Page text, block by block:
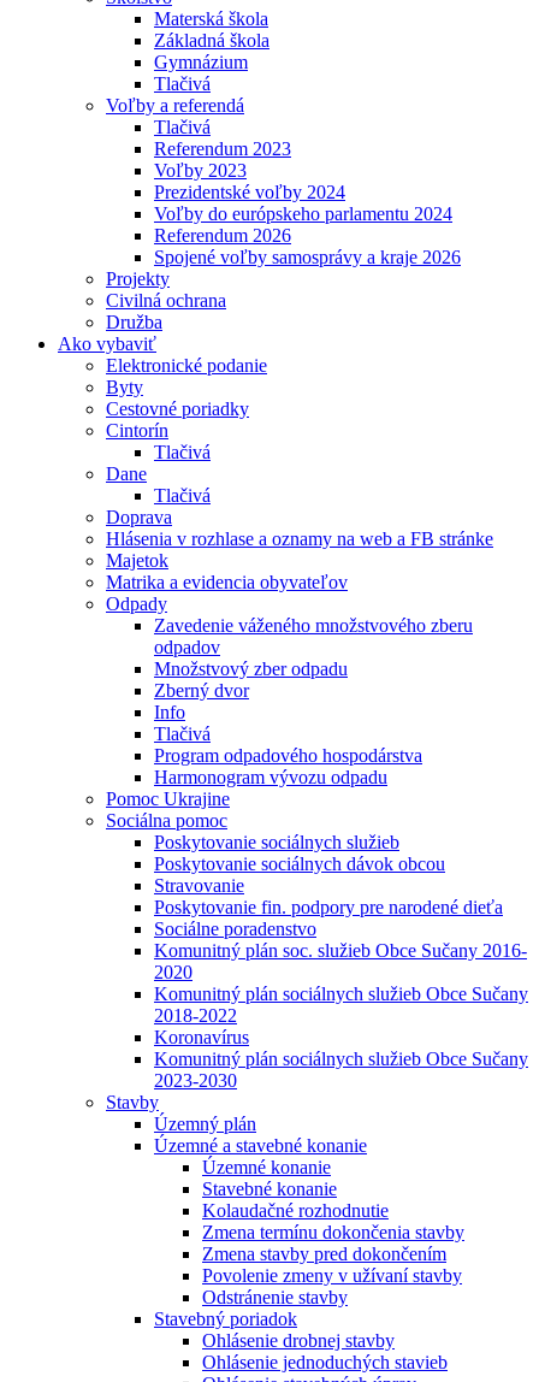
Materská škola
Základná škola
Gymnázium
Tlačivá
Voľby a referendá
Tlačivá
Referendum 2023
Voľby 2023
Prezidentské voľby 2024
Voľby do európskeho parlamentu 2024
Referendum 2026
Spojené voľby samosprávy a kraje 2026
Projekty
Civilná ochrana
Družba
Ako vybaviť
Elektronické podanie
Byty
Cestovné poriadky
Cintorín
Tlačivá
Dane
Tlačivá
Doprava
Hlásenia v rozhlase a oznamy na web a FB stránke
Majetok
Matrika a evidencia obyvateľov
Odpady
Zavedenie váženého množstvového zberu
odpadov
Množstvový zber odpadu
Zberný dvor
Info
Tlačivá
Program odpadového hospodárstva
Harmonogram vývozu odpadu
Pomoc Ukrajine
Sociálna pomoc
Poskytovanie sociálnych služieb
Poskytovanie sociálnych dávok obcou
Stravovanie
Poskytovanie fin. podpory pre narodené dieťa
Sociálne poradenstvo
Komunitný plán soc. služieb Obce Sučany 2016-
2020
Komunitný plán sociálnych služieb Obce Sučany
2018-2022
Koronavírus
Komunitný plán sociálnych služieb Obce Sučany
2023-2030
Stavby
Územný plán
Územné a stavebné konanie
Územné konanie
Stavebné konanie
Kolaudačné rozhodnutie
Zmena termínu dokončenia stavby
Zmena stavby pred dokončením
Povolenie zmeny v užívaní stavby
Odstránenie stavby
Stavebný poriadok
Ohlásenie drobnej stavby
Ohlásenie jednoduchých stavieb